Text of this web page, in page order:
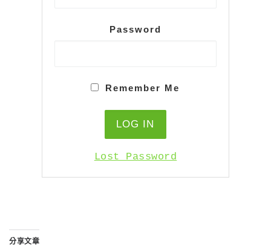
Password
Remember Me
Lost Password
分享文章